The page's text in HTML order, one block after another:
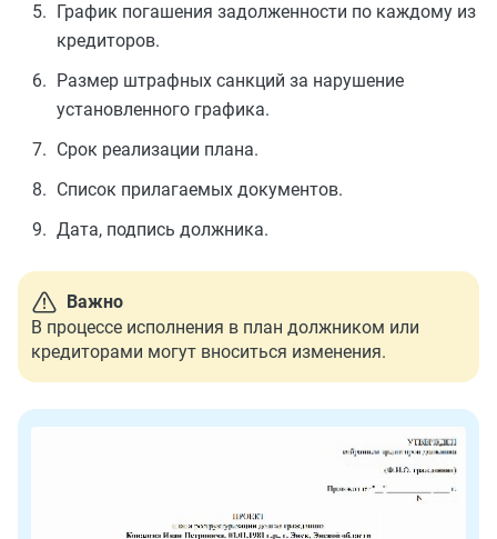
График погашения задолженности по каждому из
кредиторов.
Размер штрафных санкций за нарушение
установленного графика.
Срок реализации плана.
Список прилагаемых документов.
Дата, подпись должника.
Важно
В процессе исполнения в план должником или
кредиторами могут вноситься изменения.